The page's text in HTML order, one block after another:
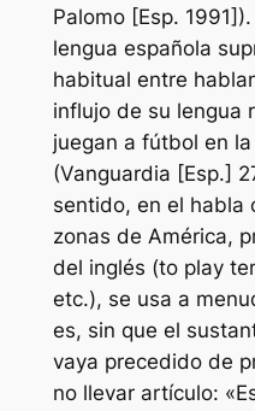
Palomo [Esp.
lengua española
habitual entre
influjo de su lengua
juegan a fútbol en
(Vanguardia [Esp.]
sentido, en el habla
zonas de América,
del inglés (to play
etc.), se usa a
es, sin que el
vaya precedido de
no llevar artículo: